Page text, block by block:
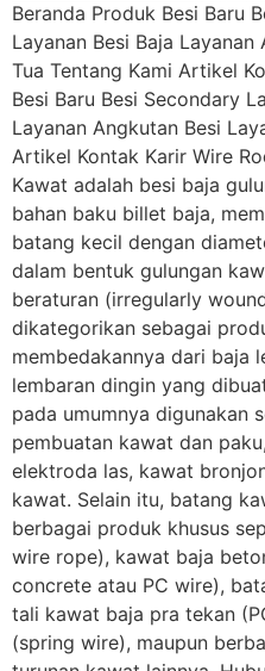
Beranda Produk Besi Baru
Layanan Besi Baja
Tua Tentang Kami Artikel
Besi Baru Besi Secondary
Layanan Angkutan Besi
Artikel Kontak Karir Wire
Kawat adalah besi baja
bahan baku billet baja,
batang kecil dengan
dalam bentuk gulungan
beraturan (irregularly
dikategorikan sebagai
membedakannya dari baja
lembaran dingin yang
pada umumnya digunakan
pembuatan kawat dan
elektroda las, kawat
kawat. Selain itu, batang
berbagai produk khusus
wire rope), kawat baja
concrete atau PC wire),
tali kawat baja pra tekan
(spring wire), maupun